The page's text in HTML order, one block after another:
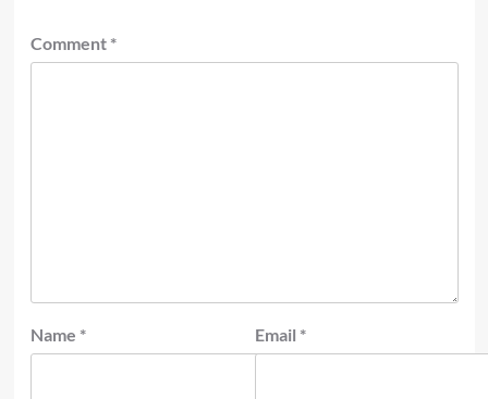
Comment *
Name * Email *